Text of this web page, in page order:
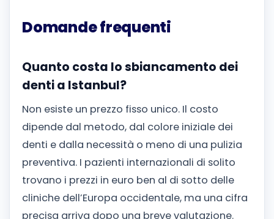
Domande frequenti
Quanto costa lo sbiancamento dei
denti a Istanbul?
Non esiste un prezzo fisso unico. Il costo
dipende dal metodo, dal colore iniziale dei
denti e dalla necessità o meno di una pulizia
preventiva. I pazienti internazionali di solito
trovano i prezzi in euro ben al di sotto delle
cliniche dell’Europa occidentale, ma una cifra
precisa arriva dopo una breve valutazione.